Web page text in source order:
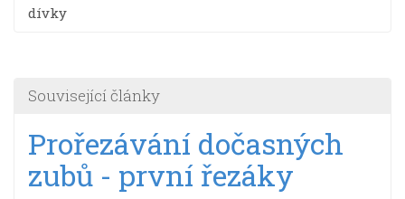
dívky
Související články
Prořezávání dočasných
zubů - první řezáky